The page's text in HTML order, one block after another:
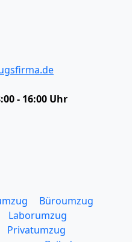
- 16:00 Uhr
Büroumzug
Laborumzug
Privatumzug